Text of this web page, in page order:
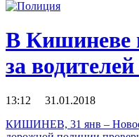
В Кишиневе
за
13:12 31.01.2018
КИШИНЕВ, 31 янв –